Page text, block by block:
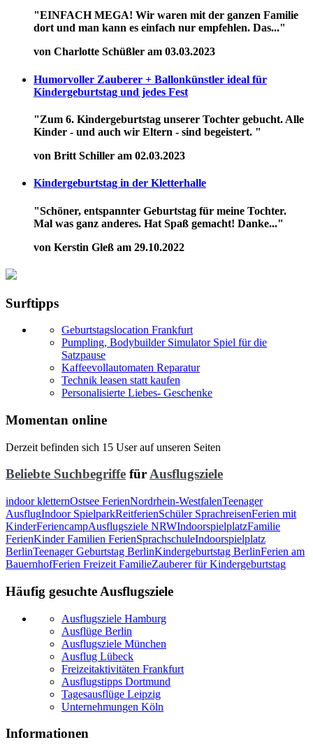
"EINFACH MEGA! Wir waren mit der ganzen Familie
dort und man kann es einfach nur empfehlen. Das..."
von Charlotte Schüßler am 03.03.2023
Humorvoller Zauberer + Ballonkünstler ideal für
Kindergeburtstag und jedes Fest
"Zum 6. Kindergeburtstag unserer Tochter gebucht. Alle
Kinder - und auch wir Eltern - sind begeistert. "
von Britt Schiller am 02.03.2023
Kindergeburtstag in der Kletterhalle
"Schöner, entspannter Geburtstag für meine Tochter.
Mal was ganz anderes. Hat Spaß gemacht! Danke..."
von Kerstin Gleß am 29.10.2022
Surftipps
Geburtstagslocation Frankfurt
Pumpling, Bodybuilder Simulator Spiel für die
Satzpause
Kaffeevollautomaten Reparatur
Technik leasen statt kaufen
Personalisierte Liebes- Geschenke
Momentan online
Derzeit befinden sich 15 User auf unseren Seiten
Beliebte Suchbegriffe fürAusflugsziele
indoor kletternOstsee FerienNordrhein-WestfalenTeenager
AusflugIndoor SpielparkReitferienSchüler SprachreisenFerien mit
KinderFeriencampAusflugsziele NRWIndoorspielplatzFamilie
FerienKinder Familien FerienSprachschuleIndoorspielplatz
BerlinTeenager Geburtstag BerlinKindergeburtstag BerlinFerien am
BauernhofFerien Freizeit FamilieZauberer für Kindergeburtstag
Häufig gesuchte Ausflugsziele
Ausflugsziele Hamburg
Ausflüge Berlin
Ausflugsziele München
Ausflug Lübeck
Freizeitaktivitäten Frankfurt
Ausflugstipps Dortmund
Tagesausflüge Leipzig
Unternehmungen Köln
Informationen